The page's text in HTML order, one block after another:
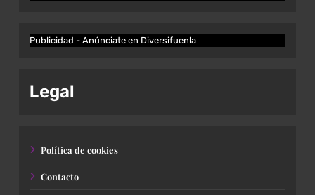
Publicidad - Anúnciate en Diversifuenla
Legal
Política de cookies
Contacto